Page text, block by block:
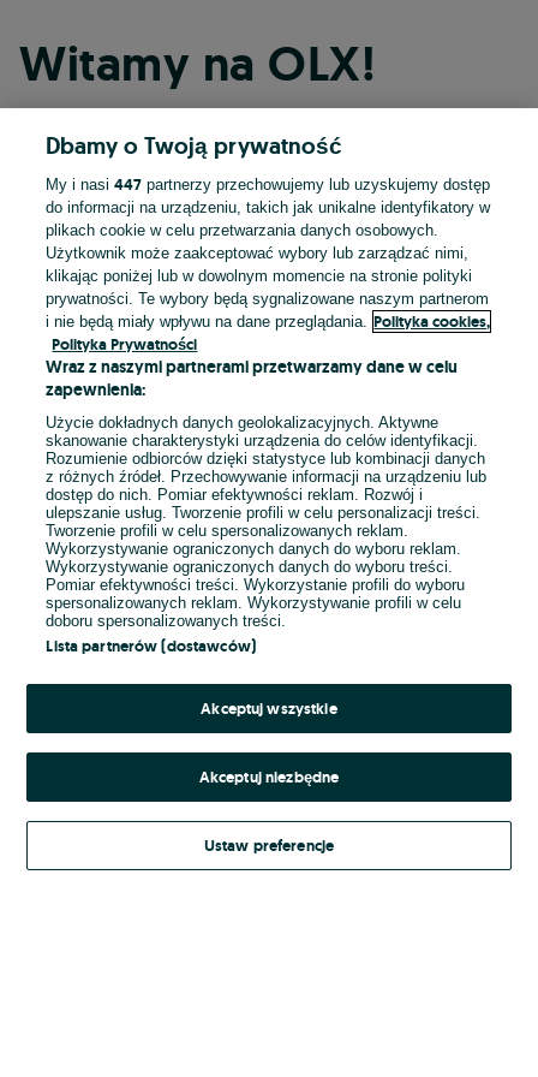
Witamy na OLX!
Kontynuuj przez Facebooka
Kontynuuj przez konto Apple
Kontynuuj przez konto Google
LUB
E-mail
Hasło
Kontynuując za pośrednictwem jednego z dostawców wskazanych powyżej,
Regulamin serwisu OLX.pl w jego aktualnym brzmieniu.
Dbamy o Twoją prywatność
My i nasi447 partnerzy przechowujemy lub uzyskujemy dostęp
do informacji na urządzeniu, takich jak unikalne identyfikatory w
plikach cookie w celu przetwarzania danych osobowych.
Użytkownik może zaakceptować wybory lub zarządzać nimi,
klikając poniżej lub w dowolnym momencie na stronie polityki
prywatności. Te wybory będą sygnalizowane naszym partnerom
i nie będą miały wpływu na dane przeglądania.
Polityka cookies,
Polityka Prywatności
Wraz z naszymi partnerami przetwarzamy dane w celu
zapewnienia:
Użycie dokładnych danych geolokalizacyjnych. Aktywne
skanowanie charakterystyki urządzenia do celów identyfikacji.
Rozumienie odbiorców dzięki statystyce lub kombinacji danych
z różnych źródeł. Przechowywanie informacji na urządzeniu lub
dostęp do nich. Pomiar efektywności reklam. Rozwój i
ulepszanie usług. Tworzenie profili w celu personalizacji treści.
Tworzenie profili w celu spersonalizowanych reklam.
Wykorzystywanie ograniczonych danych do wyboru reklam.
Wykorzystywanie ograniczonych danych do wyboru treści.
Pomiar efektywności treści. Wykorzystanie profili do wyboru
spersonalizowanych reklam. Wykorzystywanie profili w celu
doboru spersonalizowanych treści.
Lista partnerów (dostawców)
Akceptuj wszystkie
Akceptuj niezbędne
Ustaw preferencje